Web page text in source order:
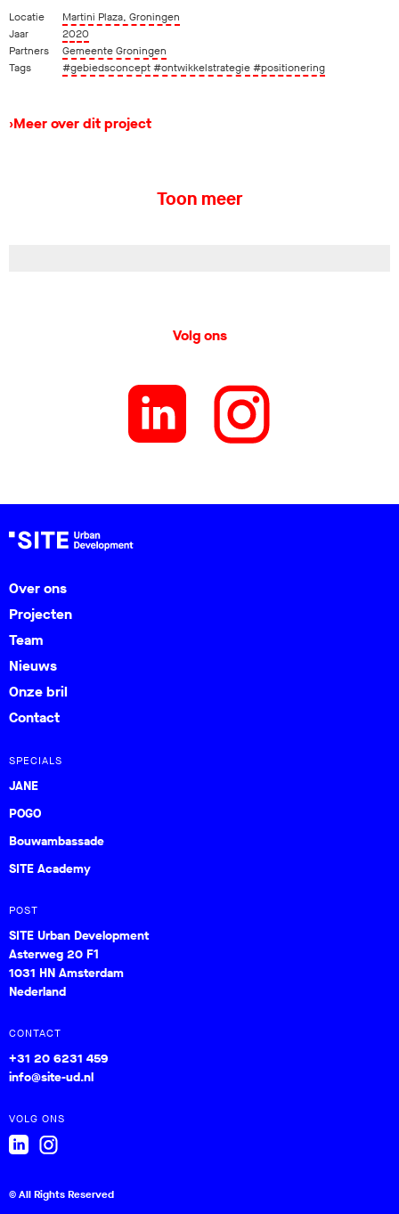
Locatie
Martini Plaza, Groningen
Jaar
2020
Partners
Gemeente Groningen
Tags
#gebiedsconcept#ontwikkelstrategie#positionering
›Meer over dit project
Toon meer
Volg ons
Over ons
Projecten
Team
Nieuws
Onze bril
Contact
SPECIALS
JANE
POGO
Bouwambassade
SITE Academy
POST
SITE Urban Development
Asterweg 20 F1
1031 HN Amsterdam
Nederland
CONTACT
+31 20 6231 459
info@site-ud.nl
VOLG ONS
© All Rights Reserved